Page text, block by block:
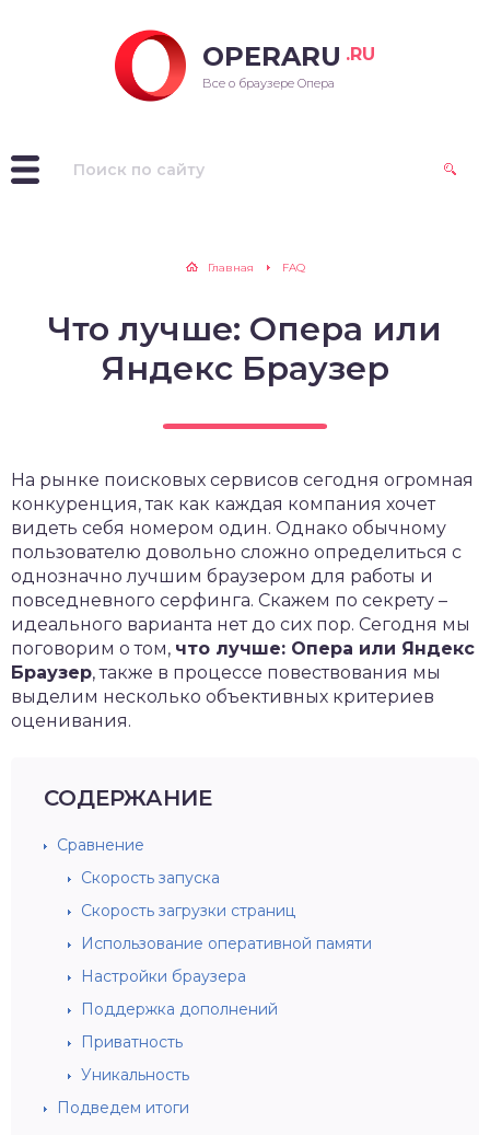
OPERARU .RU
Все о браузере Опера
Главная FAQ
Что лучше: Опера или
Яндекс Браузер
На рынке поисковых сервисов сегодня огромная
конкуренция, так как каждая компания хочет
видеть себя номером один. Однако обычному
пользователю довольно сложно определиться с
однозначно лучшим браузером для работы и
повседневного серфинга. Скажем по секрету –
идеального варианта нет до сих пор. Сегодня мы
поговорим о том, что лучше: Опера или Яндекс
Браузер, также в процессе повествования мы
выделим несколько объективных критериев
оценивания.
СОДЕРЖАНИЕ
Сравнение
Скорость запуска
Скорость загрузки страниц
Использование оперативной памяти
Настройки браузера
Поддержка дополнений
Приватность
Уникальность
Подведем итоги
для Windows
для Linux